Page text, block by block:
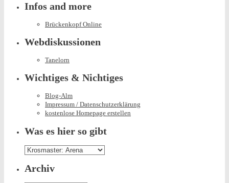
Infos and more
Brückenkopf Online
Webdiskussionen
Tanelorn
Wichtiges & Nichtiges
Blog-Alm
Impressum / Datenschutzerklärung
kostenlose Homepage erstellen
Was es hier so gibt
Was
es
hier
so
gibt
Archiv